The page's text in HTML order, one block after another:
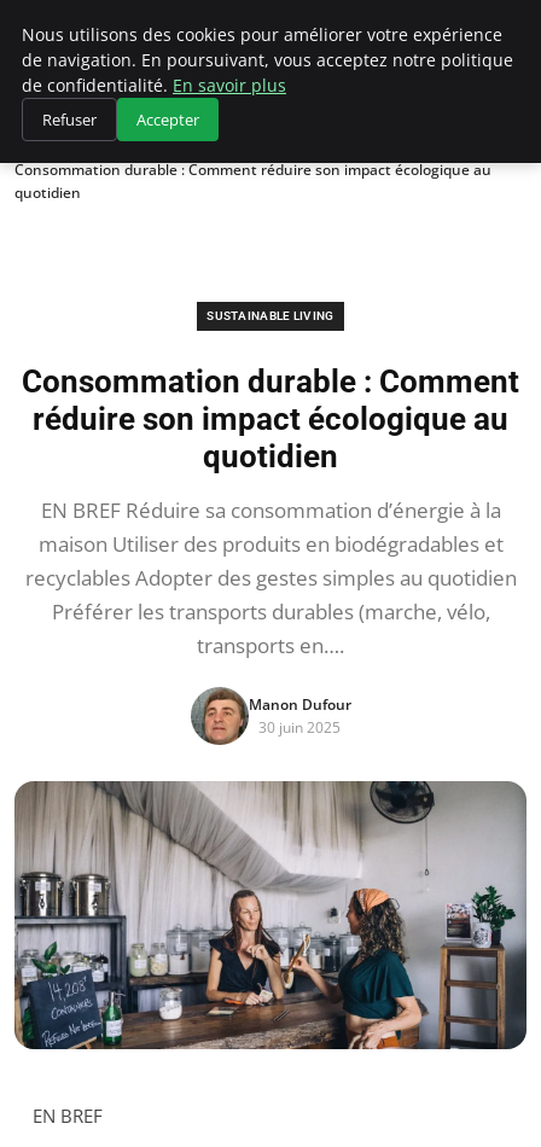
Climategatecountryclub.com
Accueil
Sustainable Living
Consommation durable : Comment réduire son impact écologique au
quotidien
SUSTAINABLE LIVING
Consommation durable : Comment
réduire son impact écologique au
quotidien
EN BREF Réduire sa consommation d’énergie à la
maison Utiliser des produits en biodégradables et
recyclables Adopter des gestes simples au quotidien
Préférer les transports durables (marche, vélo,
transports en….
Manon Dufour
30 juin 2025
EN BREF
Nous utilisons des cookies pour améliorer votre expérience
de navigation. En poursuivant, vous acceptez notre politique
de confidentialité. En savoir plus
Refuser Accepter